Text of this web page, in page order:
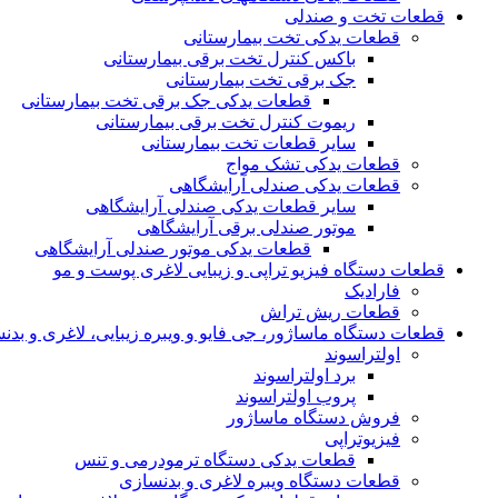
قطعات تخت و صندلی
قطعات یدکی تخت بیمارستانی
باکس کنترل تخت برقی بیمارستانی
جک برقی تخت بیمارستانی
قطعات یدکی جک برقی تخت بیمارستانی
ریموت کنترل تخت برقی بیمارستانی
سایر قطعات تخت بیمارستانی
قطعات یدکی تشک مواج
قطعات یدکی صندلی آرایشگاهی
سایر قطعات یدکی صندلی آرایشگاهی
موتور صندلی برقی آرایشگاهی
قطعات یدکی موتور صندلی آرایشگاهی
قطعات دستگاه فیزیو تراپی و زیبایی لاغری پوست و مو
فارادیک
قطعات ریش تراش
قطعات دستگاه ماساژور، جی فایو و ویبره زیبایی، لاغری و
اولتراسوند
برد اولتراسوند
پروب اولتراسوند
فروش دستگاه ماساژور
فیزیوتراپی
قطعات یدکی دستگاه ترمودرمی و تنس
قطعات دستگاه ویبره لاغری و بدنسازی